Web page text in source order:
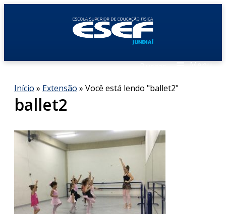
≡ Menu
Início » Extensão » Você está lendo "ballet2"
ballet2